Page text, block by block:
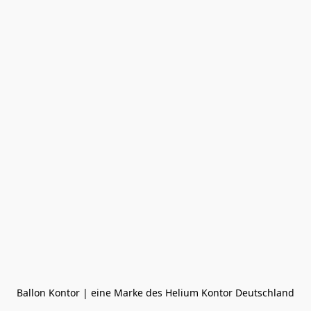
Ballon Kontor | eine Marke des Helium Kontor Deutschland